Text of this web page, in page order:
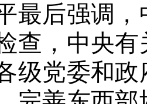
后强调，
查，中央
级党委和